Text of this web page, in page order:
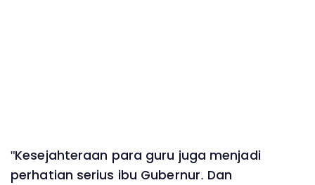
"Kesejahteraan para guru juga menjadi
perhatian serius ibu Gubernur. Dan